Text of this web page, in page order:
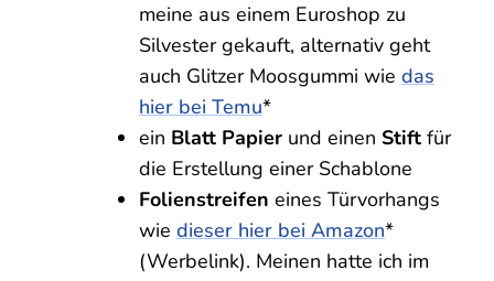
meine aus einem Euroshop zu
Silvester gekauft, alternativ geht
auch Glitzer Moosgummi wie das
hier bei Temu*
ein Blatt Papier und einen Stift für
die Erstellung einer Schablone
Folienstreifen eines Türvorhangs
wie dieser hier bei Amazon*
(Werbelink). Meinen hatte ich im